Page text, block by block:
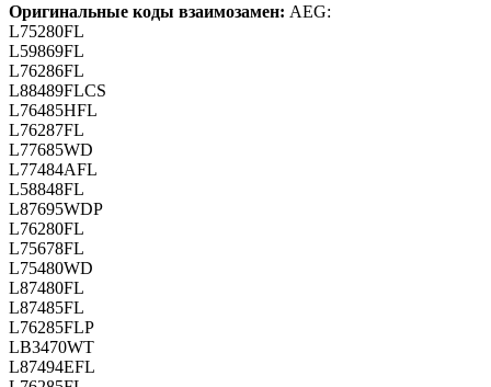
Оригинальные коды взаимозамен: AEG:
L75280FL
L59869FL
L76286FL
L88489FLCS
L76485HFL
L76287FL
L77685WD
L77484AFL
L58848FL
L87695WDP
L76280FL
L75678FL
L75480WD
L87480FL
L87485FL
L76285FLP
LB3470WT
L87494EFL